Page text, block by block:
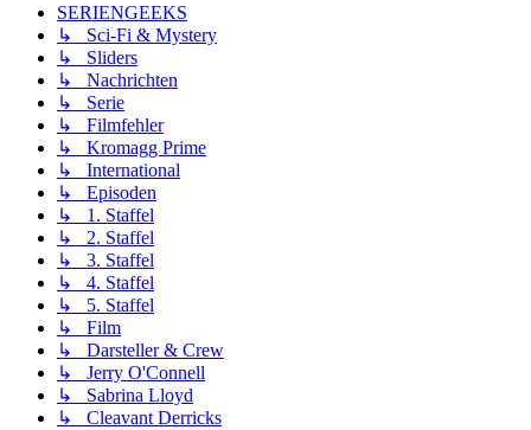
SERIENGEEKS
↳ Sci-Fi & Mystery
↳ Sliders
↳ Nachrichten
↳ Serie
↳ Filmfehler
↳ Kromagg Prime
↳ International
↳ Episoden
↳ 1. Staffel
↳ 2. Staffel
↳ 3. Staffel
↳ 4. Staffel
↳ 5. Staffel
↳ Film
↳ Darsteller & Crew
↳ Jerry O'Connell
↳ Sabrina Lloyd
↳ Cleavant Derricks